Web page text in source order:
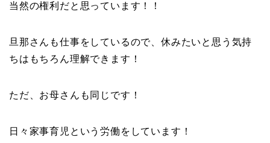
当然の権利だと思っています！！
旦那さんも仕事をしているので、休みたいと思う気持
ちはもちろん理解できます！
ただ、お母さんも同じです！
日々家事育児という労働をしています！